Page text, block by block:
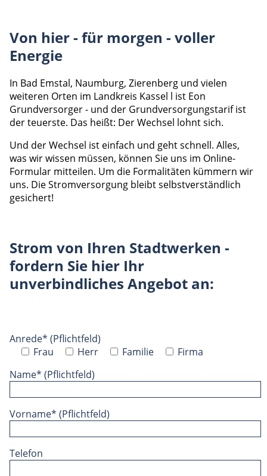
Von hier - für morgen - voller
Energie
In Bad Emstal, Naumburg, Zierenberg und vielen
weiteren Orten im Landkreis Kassel l ist Eon
Grundversorger - und der Grundversorgungstarif ist
der teuerste. Das heißt: Der Wechsel lohnt sich.
Und der Wechsel ist einfach und geht schnell. Alles,
was wir wissen müssen, können Sie uns im Online-
Formular mitteilen. Um die Formalitäten kümmern wir
uns. Die Stromversorgung bleibt selbstverständlich
gesichert!
Strom von Ihren Stadtwerken -
fordern Sie hier Ihr
unverbindliches Angebot an:
Anrede* (Pflichtfeld)
Frau
Herr Familie
Firma
Name* (Pflichtfeld)
Vorname* (Pflichtfeld)
Telefon